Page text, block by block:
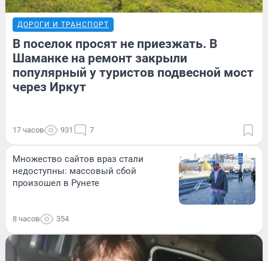
ДОРОГИ И ТРАНСПОРТ
В поселок просят не приезжать. В
Шаманке на ремонт закрыли
популярный у туристов подвесной мост
через Иркут
17 часов 931 7
Множество сайтов враз стали
недоступны: массовый сбой
произошел в Рунете
8 часов 354